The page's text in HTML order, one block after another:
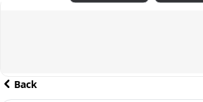
ADVERTISEMENT
Back